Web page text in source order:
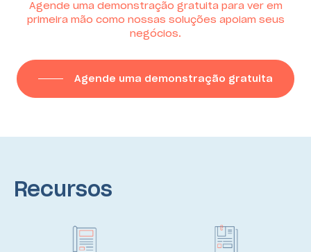
Agende uma demonstração gratuita para ver em
primeira mão como nossas soluções apoiam seus
negócios.
Agende uma demonstração gratuita
Recursos